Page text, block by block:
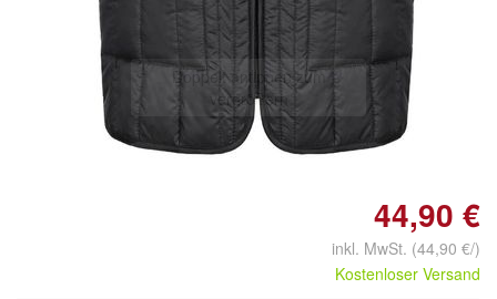
Doppelt antippen zum
vergrößern
44,90 €
inkl. MwSt. (44,90 €/)
Kostenloser Versand